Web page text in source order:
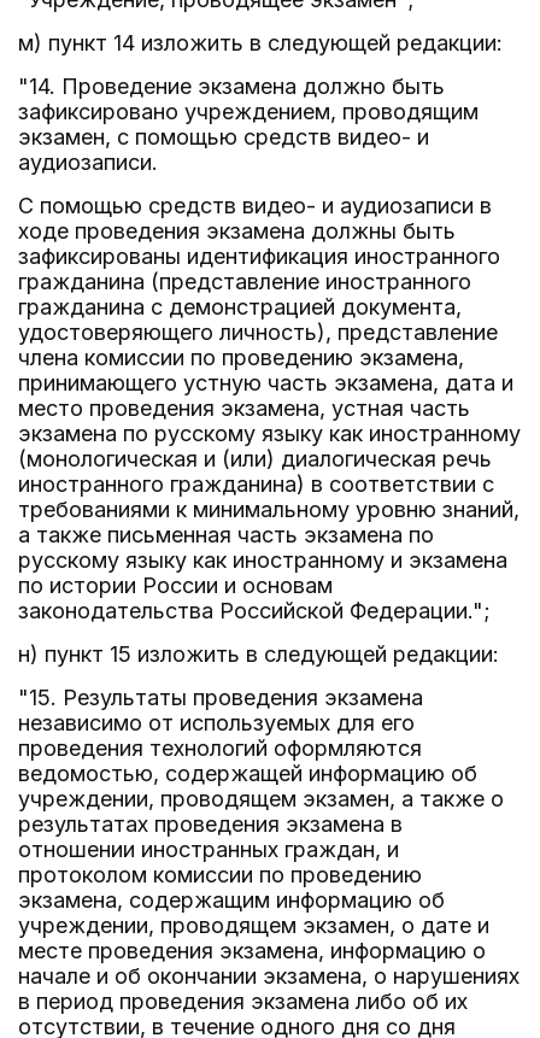
м) пункт 14 изложить в следующей редакции:
"14. Проведение экзамена должно быть
зафиксировано учреждением, проводящим
экзамен, с помощью средств видео- и
аудиозаписи.
С помощью средств видео- и аудиозаписи в
ходе проведения экзамена должны быть
зафиксированы идентификация иностранного
гражданина (представление иностранного
гражданина с демонстрацией документа,
удостоверяющего личность), представление
члена комиссии по проведению экзамена,
принимающего устную часть экзамена, дата и
место проведения экзамена, устная часть
экзамена по русскому языку как иностранному
(монологическая и (или) диалогическая речь
иностранного гражданина) в соответствии с
требованиями к минимальному уровню знаний,
а также письменная часть экзамена по
русскому языку как иностранному и экзамена
по истории России и основам
законодательства Российской Федерации.";
н) пункт 15 изложить в следующей редакции:
"15. Результаты проведения экзамена
независимо от используемых для его
проведения технологий оформляются
ведомостью, содержащей информацию об
учреждении, проводящем экзамен, а также о
результатах проведения экзамена в
отношении иностранных граждан, и
протоколом комиссии по проведению
экзамена, содержащим информацию об
учреждении, проводящем экзамен, о дате и
месте проведения экзамена, информацию о
начале и об окончании экзамена, о нарушениях
в период проведения экзамена либо об их
отсутствии, в течение одного дня со дня